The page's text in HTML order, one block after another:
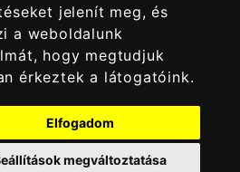
jelenít meg, és
a weboldalunk
hogy megtudjuk
érkeztek a látogatóink.
Elfogadom
megváltoztatása